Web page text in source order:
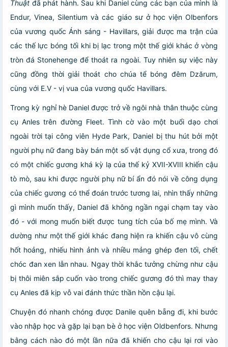
Thuật đã phát hành. Sau khi Daniel cùng các bạn của mình là
Endur, Vinea, Silentium và các giáo sư ở học viện Olbenfors
của vương quốc Ánh sáng - Havillars, giải được ma trận của
các thế lực bóng tối khi bị lạc trong một thế giới khác ở vòng
tròn đá Stonehenge để thoát ra ngoài. Tuy nhiên sự việc này
cũng đồng thời giải thoát cho chúa tể bóng đêm Dzărum,
cùng với E.V - vị vua của vương quốc Havillars.
Trong kỳ nghỉ hè Daniel được trở về ngôi nhà thân thuộc cùng
cụ Anles trên đường Fleet. Tình cờ vào một buổi dạo chơi
ngoài trời tại công viên Hyde Park, Daniel bị thu hút bởi một
người phụ nữ đang bày bán một số vật dụng cổ xưa, trong đó
có một chiếc gương khá kỳ lạ của thế kỷ XVII-XVIII khiến cậu
tò mò, sau khi được người phụ nữ bí ẩn đó nói về công dụng
của chiếc gương có thể đoán trước tương lai, nhìn thấy những
gì mình muốn thấy, Daniel đã không ngần ngại chạm tay vào
đó - với mong muốn biết được tung tích của bố mẹ mình. Và
dường như một thế giới khác đang hiện ra khiến cậu vô cùng
hốt hoảng, nhiếu hình ảnh và nhiều mảng ghép đen tối, chết
chóc đan xen lẫn nhau. Ngay thời khắc tưởng chừng như cậu
bị thôi miên sắp cuốn vào trong chiếc gương đó thì may thay
cụ Anles đã kịp vỗ vai đánh thức thần hồn cậu lại.
Chuyện đó nhanh chóng được Danile quên bẵng đi, khi bước
vào nhập học và gặp lại bạn bè ở học viện Oldbenfors. Nhưng
bằng cách nào đó một lần nữa đã khiến cho cậu lại rơi vào